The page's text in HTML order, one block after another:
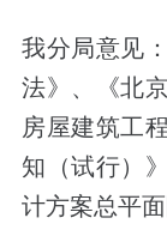
我分局意见
法》、《北
房屋建筑工
知（试行）
计方案总平